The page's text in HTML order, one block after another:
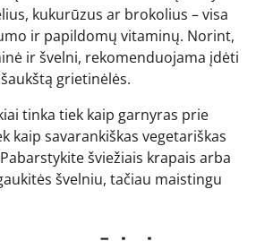
kukurūzus ar brokolius – visa
ir papildomų vitaminų. Norint,
ir švelni, rekomenduojama įdėti
grietinėlės.
tinka tiek kaip garnyras prie
kaip savarankiškas vegetariškas
šviežiais krapais arba
švelniu, tačiau maistingu